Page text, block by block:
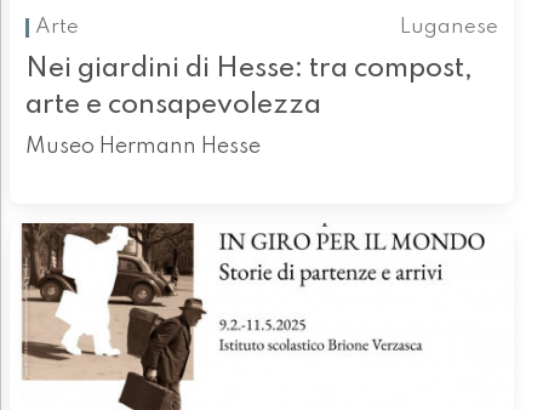
Arte
Luganese
Nei giardini di Hesse: tra compost,
arte e consapevolezza
Museo Hermann Hesse